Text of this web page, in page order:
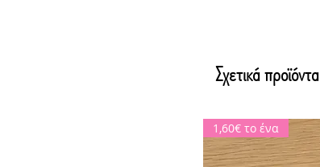
Σχετικά προϊόντα
1,60€ το ένα